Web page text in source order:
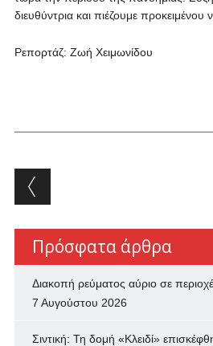
διευθύντρια και πιέζουμε προκειμένου
Ρεπορτάζ: Ζωή Χειμωνίδου
Post navigation
Πρόσφατα άρθρα
Διακοπή ρεύματος αύριο σε
7 Αυγούστου 2026
Σιντική: Τη δομή «Κλειδί»